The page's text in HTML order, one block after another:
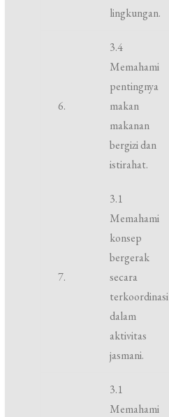
lingkungan.
6.
3.4
Memahami
pentingnya
makan
makanan
bergizi dan
istirahat.
7.
3.1
Memahami
konsep
bergerak
secara
terkoordinasi
dalam
aktivitas
jasmani.
3.1
Memahami